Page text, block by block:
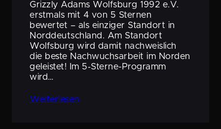
Grizzly Adams Wolfsburg 1992 e.V.
erstmals mit 4 von 5 Sternen
bewertet – als einziger Standort in
Norddeutsch­land. Am Standort
Wolfsburg wird damit nachweis­lich
die beste Nachwuchs­ar­beit im Norden
geleistet! Im 5‑Sterne-Programm
wird…
Weiter­lesen